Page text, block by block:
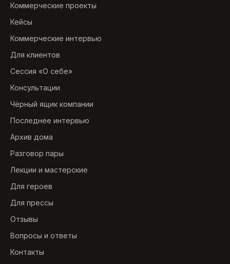
Коммерческие проекты
Кейсы
Коммерческие интервью
Для клиентов
Сессия «О себе»
Консультации
Чёрный ящик компании
Последнее интервью
Архив дома
Разговор пары
Лекции и мастерские
Для героев
Для прессы
Отзывы
Вопросы и ответы
Контакты